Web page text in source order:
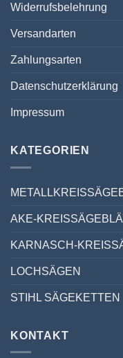
Widerrufsbelehrung
Versandarten
Zahlungsarten
Datenschutzerklärung
Impressum
KATEGORIEN
AKE-
KARNASCH-
LOCHSÄGEN
STIHL SÄGEKETTEN
KONTAKT